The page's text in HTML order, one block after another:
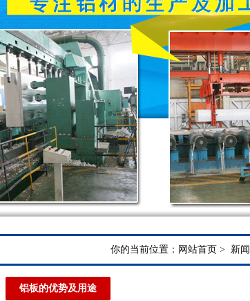
你的当前位置： 网站首页 > 新
铝板的优势及用途